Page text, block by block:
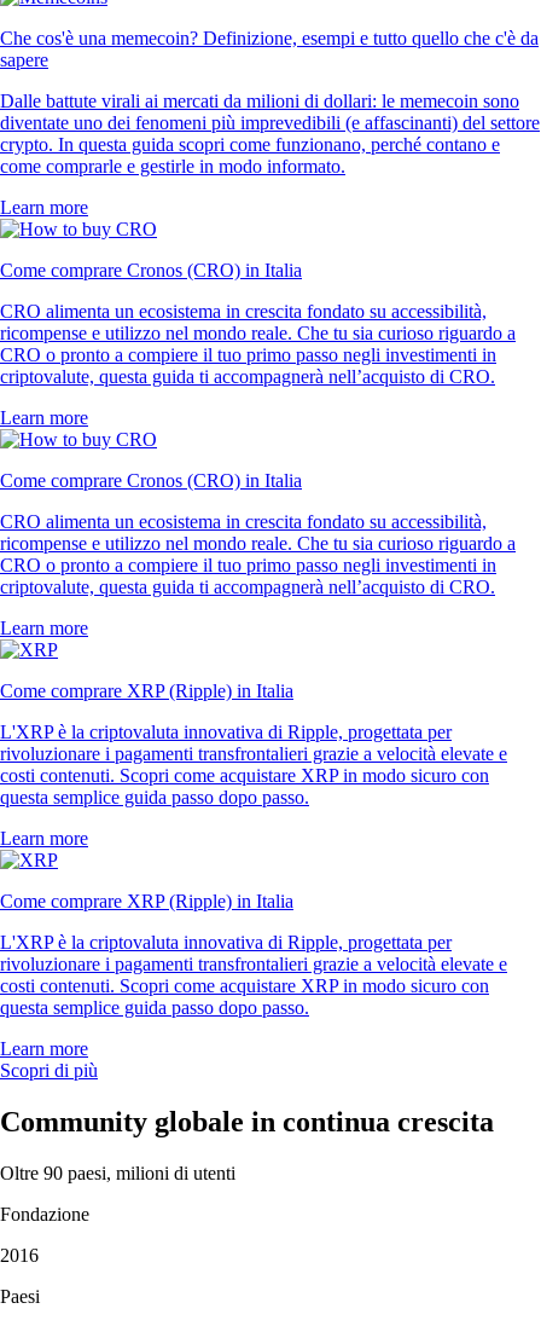
Che cos'è una memecoin? Definizione, esempi e tutto quello che c'è da
sapere
Dalle battute virali ai mercati da milioni di dollari: le memecoin sono
diventate uno dei fenomeni più imprevedibili (e affascinanti) del settore
crypto. In questa guida scopri come funzionano, perché contano e
come comprarle e gestirle in modo informato.
Learn more
Come comprare Cronos (CRO) in Italia
CRO alimenta un ecosistema in crescita fondato su accessibilità,
ricompense e utilizzo nel mondo reale. Che tu sia curioso riguardo a
CRO o pronto a compiere il tuo primo passo negli investimenti in
criptovalute, questa guida ti accompagnerà nell’acquisto di CRO.
Learn more
Come comprare Cronos (CRO) in Italia
CRO alimenta un ecosistema in crescita fondato su accessibilità,
ricompense e utilizzo nel mondo reale. Che tu sia curioso riguardo a
CRO o pronto a compiere il tuo primo passo negli investimenti in
criptovalute, questa guida ti accompagnerà nell’acquisto di CRO.
Learn more
Come comprare XRP (Ripple) in Italia
L'XRP è la criptovaluta innovativa di Ripple, progettata per
rivoluzionare i pagamenti transfrontalieri grazie a velocità elevate e
costi contenuti. Scopri come acquistare XRP in modo sicuro con
questa semplice guida passo dopo passo.
Learn more
Come comprare XRP (Ripple) in Italia
L'XRP è la criptovaluta innovativa di Ripple, progettata per
rivoluzionare i pagamenti transfrontalieri grazie a velocità elevate e
costi contenuti. Scopri come acquistare XRP in modo sicuro con
questa semplice guida passo dopo passo.
Learn more
Scopri di più
Community globale in continua crescita
Oltre 90 paesi, milioni di utenti
Fondazione
2016
Paesi